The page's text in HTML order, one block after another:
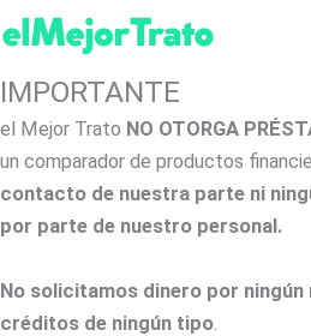
IMPORTANTE
el Mejor Trato NO OTORGA
un comparador de productos
contacto de nuestra parte ni
por parte de nuestro personal.
No solicitamos dinero por
créditos de ningún tipo.